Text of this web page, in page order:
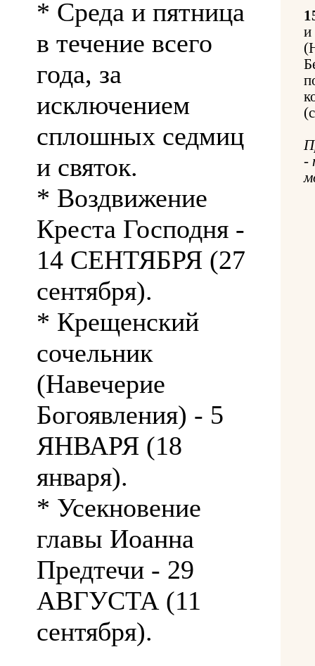
* Среда и пятница
в течение всего
года, за
исключением
сплошных седмиц
и святок.
* Воздвижение
Креста Господня -
14 СЕНТЯБРЯ (27
сентября).
* Крещенский
сочельник
(Навечерие
Богоявления) - 5
ЯНВАРЯ (18
января).
* Усекновение
главы Иоанна
Предтечи - 29
АВГУСТА (11
сентября).
и
-